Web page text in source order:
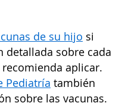
de su hijo si
detallada sobre cada
aplicar.
Pediatría también
sobre las vacunas.